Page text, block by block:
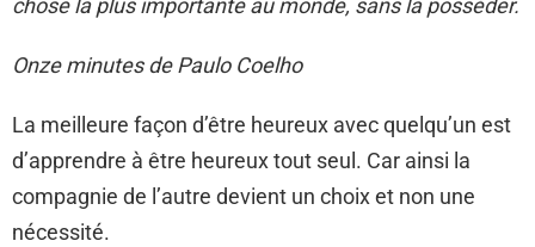
chose la plus importante au monde, sans la posséder.
Onze minutes de Paulo Coelho
La meilleure façon d’être heureux avec quelqu’un est
d’apprendre à être heureux tout seul. Car ainsi la
compagnie de l’autre devient un choix et non une
nécessité.